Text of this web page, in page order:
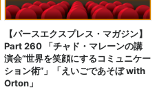
【パースエクスプレス・マガジン】
Part 260 「チャド・マレーンの講
演会“世界を笑顔にするコミュニケー
ション術”」「えいごであそぼ with
Orton」